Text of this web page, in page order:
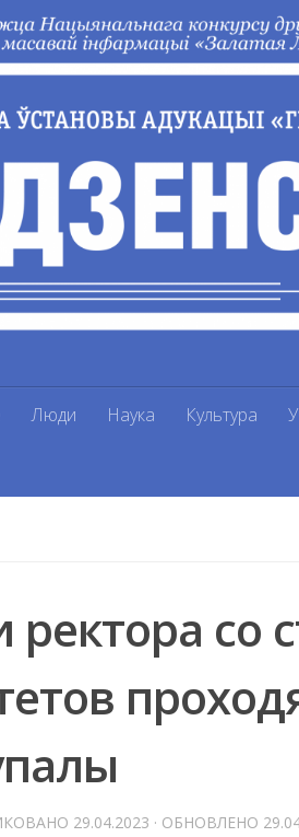
Люди Наука Культура
ректора со
29.04.2023 · ОБНОВЛЕНО